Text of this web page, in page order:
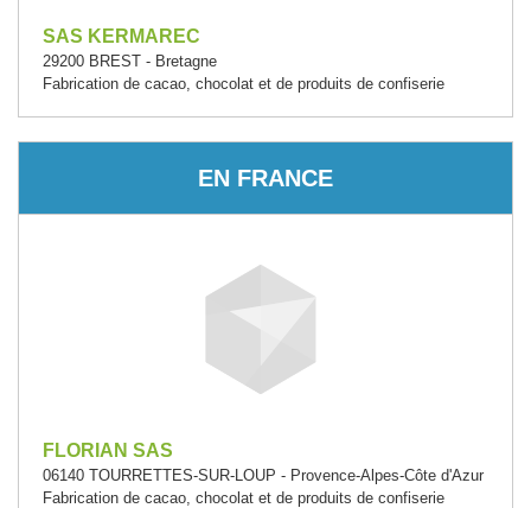
SAS KERMAREC
29200 BREST - Bretagne
Fabrication de cacao, chocolat et de produits de confiserie
EN FRANCE
FLORIAN SAS
06140 TOURRETTES-SUR-LOUP - Provence-Alpes-Côte d'Azur
Fabrication de cacao, chocolat et de produits de confiserie